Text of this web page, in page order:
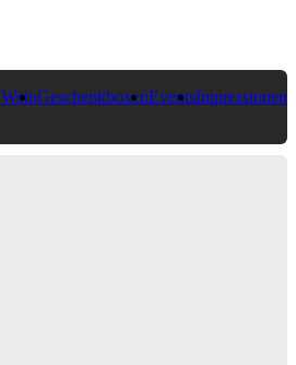
WeinGeschenkboxenEventsImpressionen